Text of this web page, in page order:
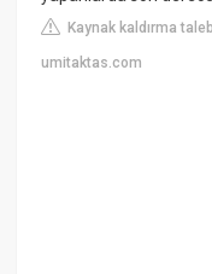
Kaynak kaldırma
umitaktas.com